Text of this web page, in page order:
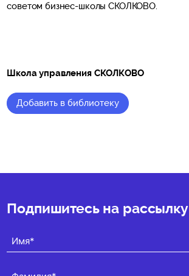
советом бизнес-школы СКОЛКОВО.
Школа управления СКОЛКОВО
Добавить в библиотеку
Подпишитесь на рассылку